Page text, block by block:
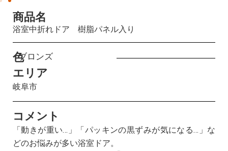
商品名
浴室中折れドア 樹脂パネル入り
色ブロンズ
エリア
岐阜市
コメント
「動きが重い…」「パッキンの黒ずみが気になる…」な
どのお悩みが多い浴室ドア。